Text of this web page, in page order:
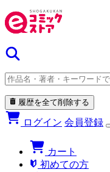
履歴を全て削除する
ログイン 会員登録
カート
初めての方